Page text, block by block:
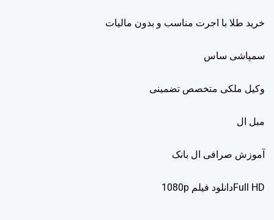
خرید طلا با اجرت مناسب و بدون مالیات
سمپاشی ساس
وکیل ملکی متخصص تضمینی
مبل ال
آموزش صرافی ال بانک
Full HDدانلود فيلم 1080p